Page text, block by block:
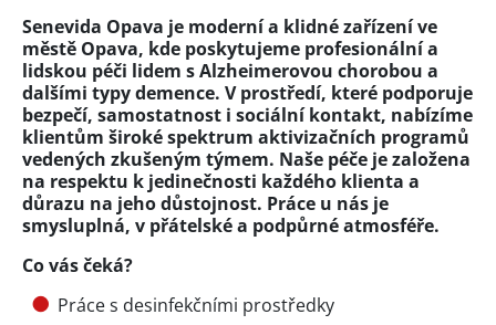
Senevida Opava je moderní a klidné zařízení ve
městě Opava, kde poskytujeme profesionální a
lidskou péči lidem s Alzheimerovou chorobou a
dalšími typy demence. V prostředí, které podporuje
bezpečí, samostatnost i sociální kontakt, nabízíme
klientům široké spektrum aktivizačních programů
vedených zkušeným týmem. Naše péče je založena
na respektu k jedinečnosti každého klienta a
důrazu na jeho důstojnost. Práce u nás je
smysluplná, v přátelské a podpůrné atmosféře.
Co vás čeká?
Práce s desinfekčními prostředky